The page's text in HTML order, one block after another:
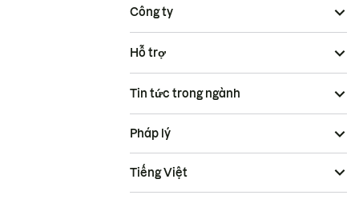
Công ty
Hỗ trợ
Tin tức trong ngành
Pháp lý
Tiếng Việt